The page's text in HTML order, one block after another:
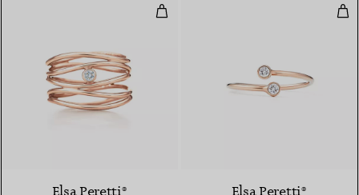
Bague en diamants Wave